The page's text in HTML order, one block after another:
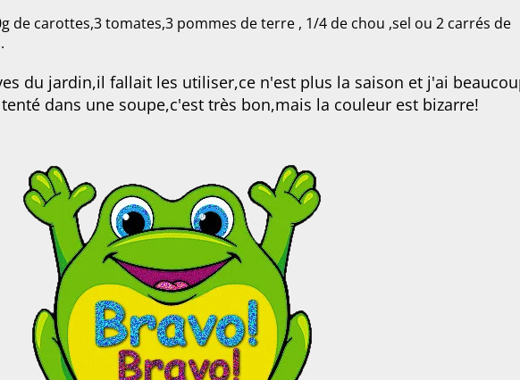
de carottes,3 tomates,3 pommes de terre , 1/4 de chou ,sel ou 2 carrés de
du jardin,il fallait les utiliser,ce n'est plus la saison et j'ai
dans une soupe,c'est très bon,mais la couleur est bizarre!